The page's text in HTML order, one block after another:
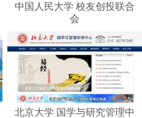
中国人民大学 校友创投联合
会
北京大学 国学与研究管理中